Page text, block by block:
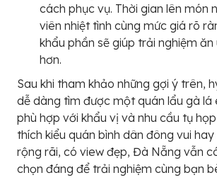
cách phục vụ. Thời gian lên món
viên nhiệt tình cùng mức giá rõ
khẩu phần sẽ giúp trải nghiệm
hơn.
Sau khi tham khảo những gợi ý trên,
dễ dàng tìm được một quán lẩu gà lá
phù hợp với khẩu vị và nhu cầu tụ
thích kiểu quán bình dân đông vui
rộng rãi, có view đẹp, Đà Nẵng vẫn
chọn đáng để trải nghiệm cùng bạn